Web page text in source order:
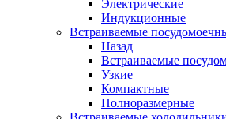
Электрические
Индукционные
Встраиваемые
Назад
Встраиваемые
Узкие
Компактные
Полноразмерные